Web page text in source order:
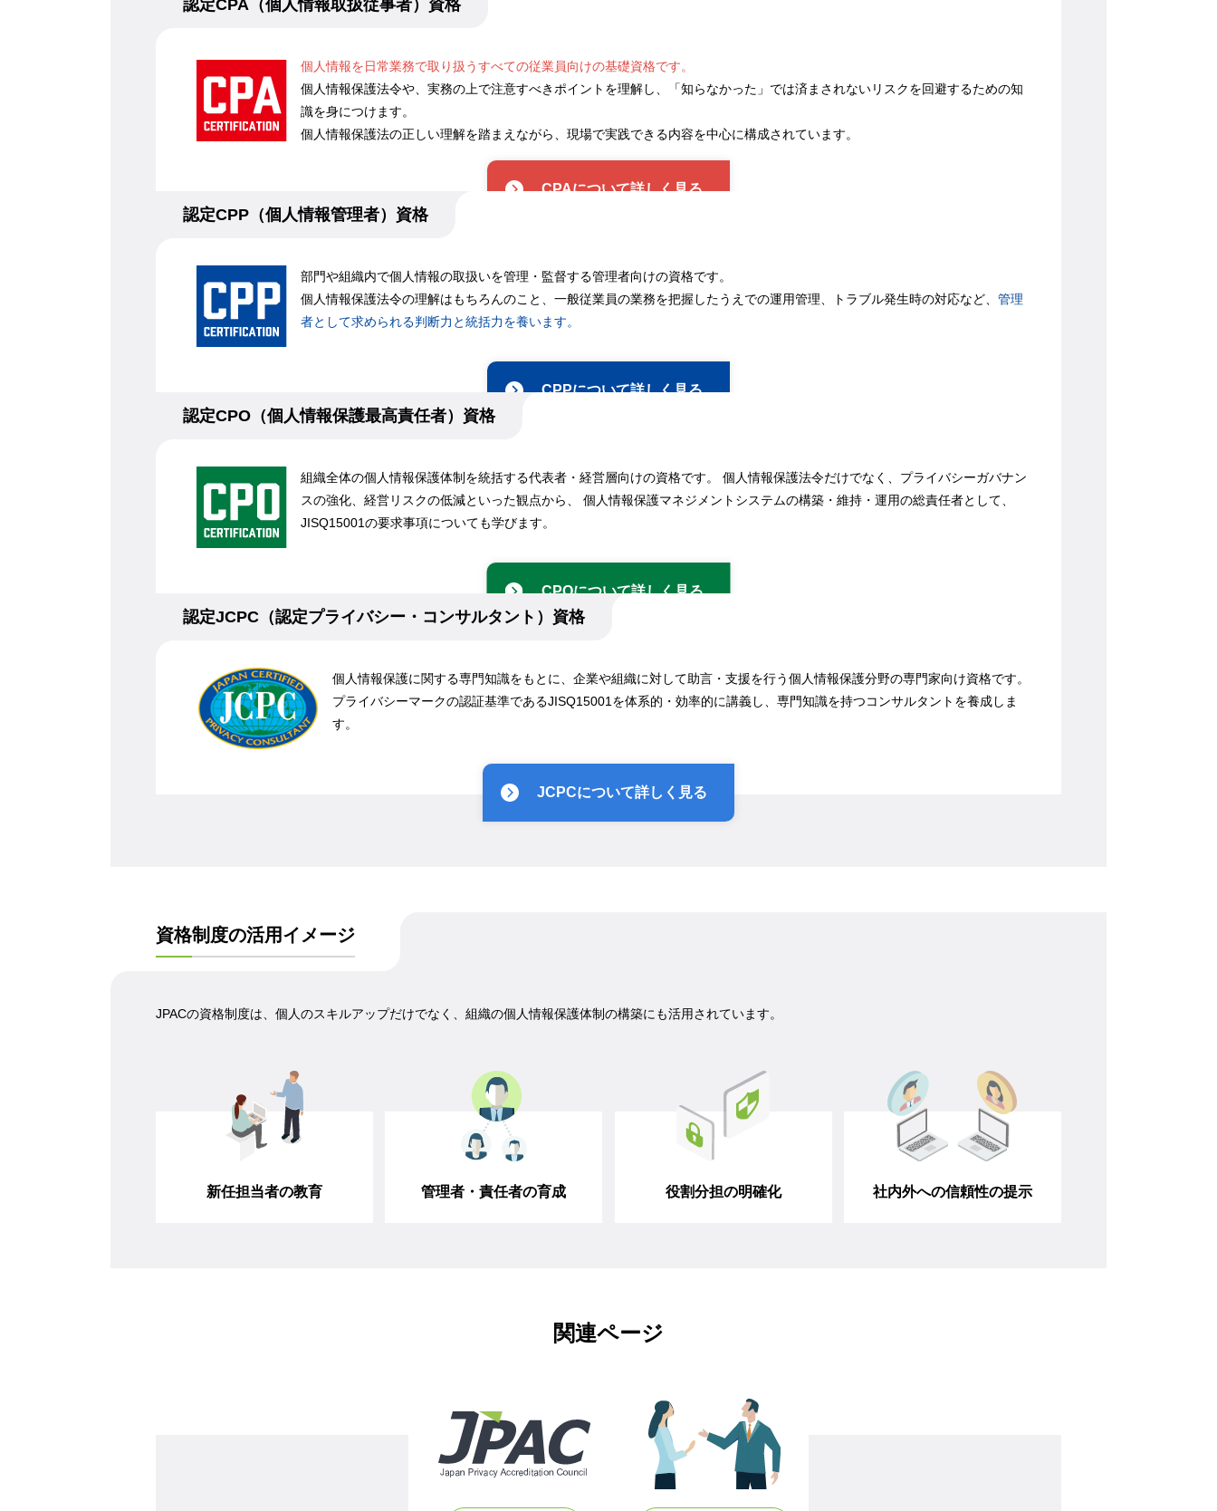
認定CPA（個人情報取扱従事者）資格
個人情報を日常業務で取り扱うすべての従業員向けの基礎資格です。
個人情報保護法令や、実務の上で注意すべきポイントを理解し、「知らなかった」では済まされないリスクを回避するための知
識を身につけます。
個人情報保護法の正しい理解を踏まえながら、現場で実践できる内容を中心に構成されています。
CPAについて詳しく見る
認定CPP（個人情報管理者）資格
部門や組織内で個人情報の取扱いを管理・監督する管理者向けの資格です。
個人情報保護法令の理解はもちろんのこと、一般従業員の業務を把握したうえでの運用管理、トラブル発生時の対応など、 管理
者として求められる判断力と統括力を養います。
CPPについて詳しく見る
認定CPO（個人情報保護最高責任者）資格
組織全体の個人情報保護体制を統括する代表者・経営層向けの資格です。 個人情報保護法令だけでなく、プライバシーガバナン
スの強化、経営リスクの低減といった観点から、 個人情報保護マネジメントシステムの構築・維持・運用の総責任者として、
JISQ15001の要求事項についても学びます。
CPOについて詳しく見る
認定JCPC（認定プライバシー・コンサルタント）資格
個人情報保護に関する専門知識をもとに、企業や組織に対して助言・支援を行う個人情報保護分野の専門家向け資格です。
プライバシーマークの認証基準であるJISQ15001を体系的・効率的に講義し、専門知識を持つコンサルタントを養成しま
す。
JCPCについて詳しく見る
資格制度の活用イメージ
JPACの資格制度は、個人のスキルアップだけでなく、組織の個人情報保護体制の構築にも活用されています。
新任担当者の教育 管理者・責任者の育成 役割分担の明確化 社内外への信頼性の提示
関連ページ